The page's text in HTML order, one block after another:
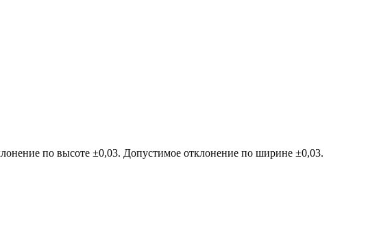
по высоте ±0,03. Допустимое отклонение по ширине ±0,03.